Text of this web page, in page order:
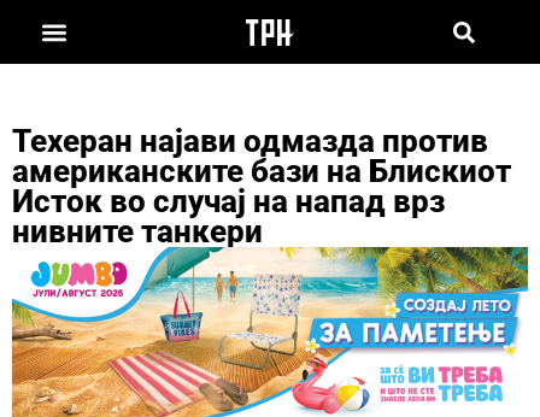
Техеран најави одмазда против
американските бази на Блискиот
Исток во случај на напад врз
нивните танкери